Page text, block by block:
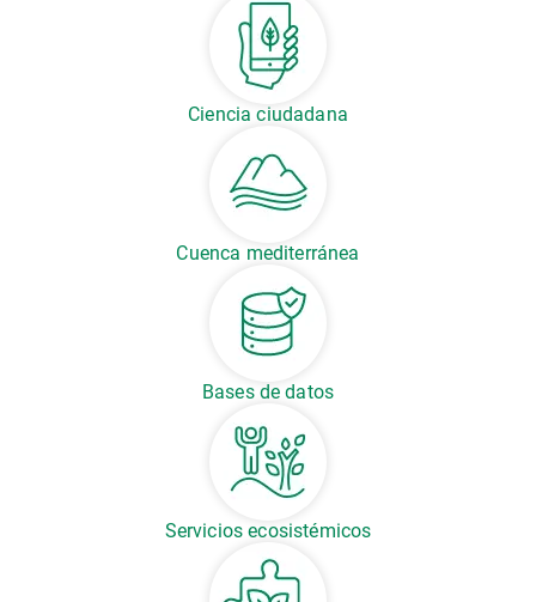
Ciencia ciudadana
Cuenca mediterránea
Bases de datos
Servicios ecosistémicos